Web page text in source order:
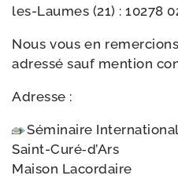
les-​Laumes (21) : 10278
Nous vous en
adres­sé sauf men­tion
Adresse :
Séminaire International
Saint-Curé‑d’Ars
Maison Lacordaire